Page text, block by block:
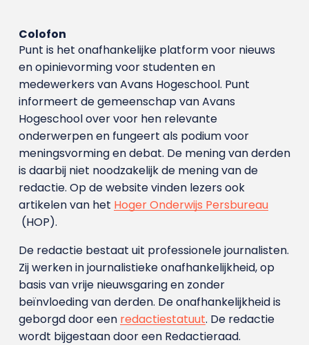
Colofon
Punt is het onafhankelijke platform voor nieuws
en opinievorming voor studenten en
medewerkers van Avans Hoge­school. Punt
informeert de gemeenschap van Avans
Hogeschool over voor hen relevante
onderwerpen en fungeert als podium voor
meningsvorming en debat. De mening van derden
is daarbij niet noodzakelijk de mening van de
redactie. Op de website vinden lezers ook
artikelen van het Hoger Onderwijs Persbureau
(HOP).
De redactie bestaat uit professionele journalisten.
Zij werken in journalistieke onafhankelijkheid, op
basis van vrije nieuwsgaring en zonder
beïnvloeding van derden. De onafhankelijkheid is
geborgd door een redactiestatuut. De redactie
wordt bijgestaan door een Redactieraad.